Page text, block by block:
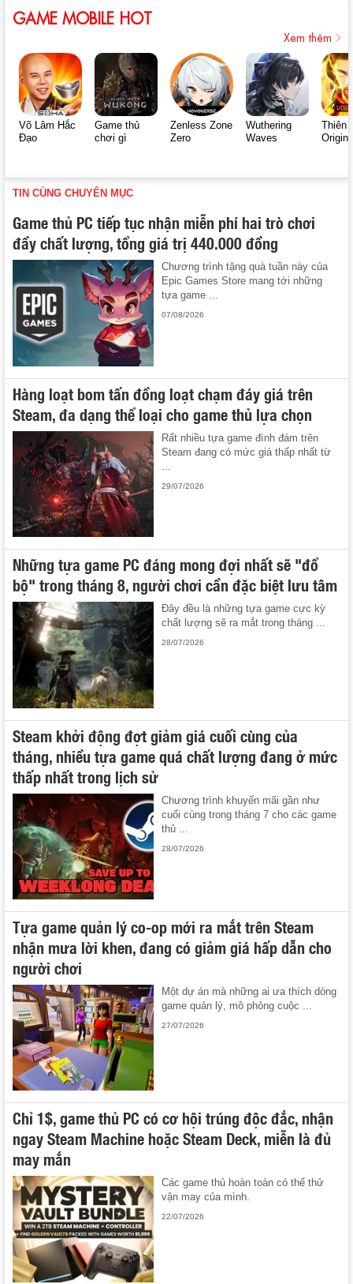
GAME MOBILE HOT
Xem thêm
Võ Lâm Hắc
Đạo
Game thủ
chơi gì
Zenless Zone
Zero
Wuthering
Waves
Thiên
Origin
TIN CÙNG CHUYÊN MỤC
Game thủ PC tiếp tục nhận miễn phí hai trò chơi
đầy chất lượng, tổng giá trị 440.000 đồng
Chương trình tặng quà tuần này của
Epic Games Store mang tới những
tựa game ...
07/08/2026
Hàng loạt bom tấn đồng loạt chạm đáy giá trên
Steam, đa dạng thể loại cho game thủ lựa chọn
Rất nhiều tựa game đình đám trên
Steam đang có mức giá thấp nhất từ
29/07/2026
Những tựa game PC đáng mong đợi nhất sẽ "đổ
bộ" trong tháng 8, người chơi cần đặc biệt lưu tâm
Đây đều là những tựa game cực kỳ
chất lượng sẽ ra mắt trong tháng ...
28/07/2026
Steam khởi động đợt giảm giá cuối cùng của
tháng, nhiều tựa game quá chất lượng đang ở mức
thấp nhất trong lịch sử
Chương trình khuyến mãi gần như
cuối cùng trong tháng 7 cho các game
thủ ...
28/07/2026
Tựa game quản lý co-op mới ra mắt trên Steam
nhận mưa lời khen, đang có giảm giá hấp dẫn cho
người chơi
Một dự án mà những ai ưa thích dòng
game quản lý, mô phỏng cuộc ...
27/07/2026
Chỉ 1$, game thủ PC có cơ hội trúng độc đắc, nhận
ngay Steam Machine hoặc Steam Deck, miễn là đủ
may mắn
Các game thủ hoàn toàn có thể thử
vận may của mình.
22/07/2026